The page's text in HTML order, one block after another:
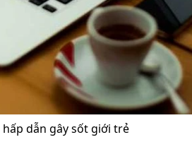
dẫn gây sốt giới trẻ